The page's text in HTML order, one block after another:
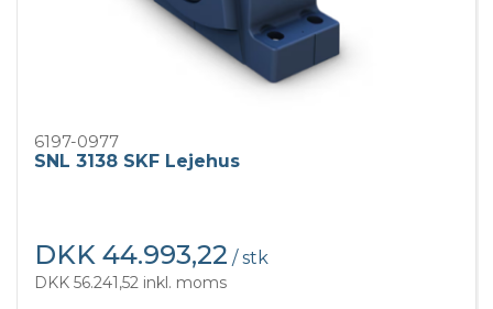
6197-0977
SNL 3138 SKF Lejehus
DKK 44.993,22 / stk
DKK 56.241,52 inkl. moms